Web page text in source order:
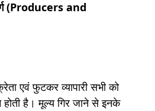
वर्ग (Producers and
एवं फुटकर व्यापारी सभी को
है। मूल्य गिर जाने से इनके